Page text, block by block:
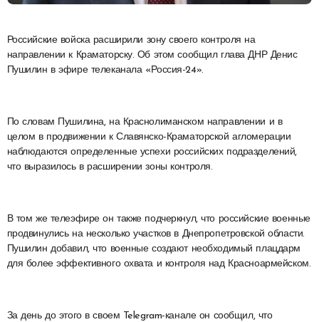
Российские войска расширили зону своего контроля на
направлении к Краматорску. Об этом сообщил глава ДНР Денис
Пушилин в эфире телеканала «Россия-24».
По словам Пушилина, на Краснолиманском направлении и в
целом в продвижении к Славянско-Краматорской агломерации
наблюдаются определенные успехи российских подразделений,
что выразилось в расширении зоны контроля.
В том же телеэфире он также подчеркнул, что российские военные
продвинулись на несколько участков в Днепропетровской области.
Пушилин добавил, что военные создают необходимый плацдарм
для более эффективного охвата и контроля над Красноармейском.
За день до этого в своем Telegram-канале он сообщил, что